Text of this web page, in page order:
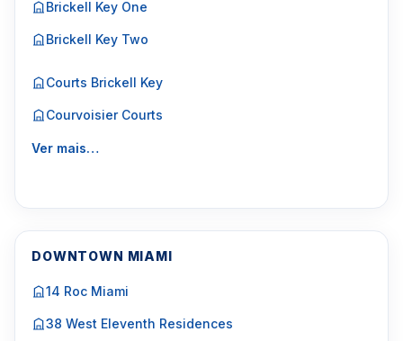
Brickell Key One
Brickell Key Two
Courts Brickell Key
Courvoisier Courts
Ver mais…
DOWNTOWN MIAMI
14 Roc Miami
38 West Eleventh Residences